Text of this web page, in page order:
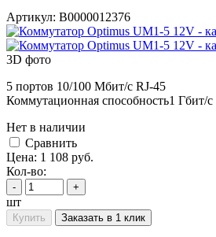
Артикул: В0000012376
3D фото
5 портов 10/100 Мбит/с RJ-45
Коммутационная способность1 Гбит/с
Нет в наличии
Cравнить
Цена: 1 108 руб.
Кол-во:
- +
шт
Купить Заказать в 1 клик